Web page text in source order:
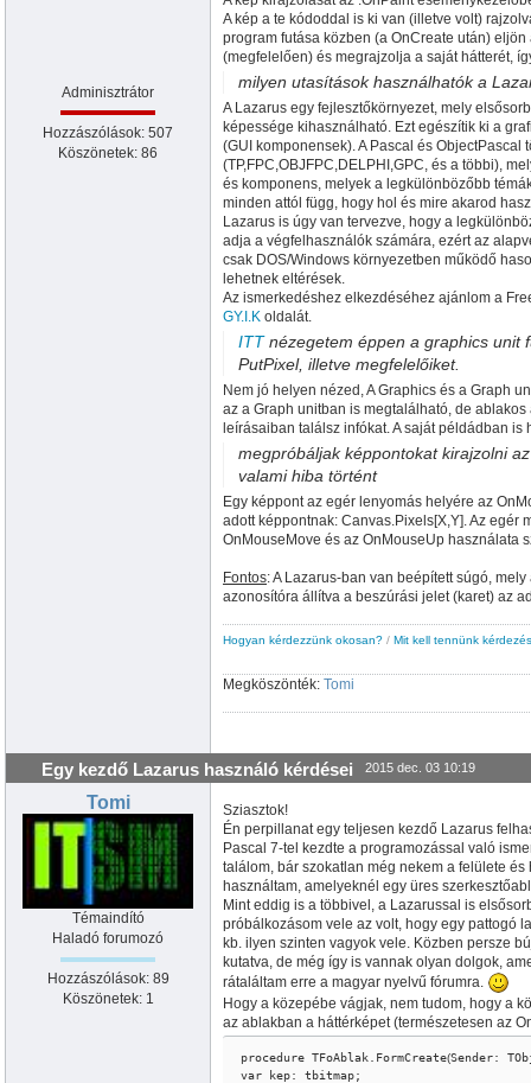
Adminisztrátor
Hozzászólások: 507
Köszönetek: 86
A kép a te kódoddal is ki van (illetve volt)
program futása közben (a OnCreate után)
(megfelelően) és megrajzolja a saját hátterét,
milyen utasítások használhatók a
A Lazarus egy fejlesztőkörnyezet, mely
képessége kihasználható. Ezt egészítik ki a
(GUI komponensek). A Pascal és
(TP,FPC,OBJFPC,DELPHI,GPC, és a többi),
és komponens, melyek a legkülönbözőbb
minden attól függ, hogy hol és mire akarod
Lazarus is úgy van tervezve, hogy a
adja a végfelhasználók számára, ezért az
csak DOS/Windows környezetben működő
lehetnek eltérések.
Az ismerkedéshez elkezdéséhez ajánlom a
GY.I.K oldalát.
ITTnézegetem éppen a graphics unit
PutPixel, illetve megfelelőiket.
Nem jó helyen nézed, A Graphics és a Graph
az a Graph unitban is megtalálható, de
leírásaiban találsz infókat. A saját példádban is
megpróbáljak képpontokat kirajzolni
valami hiba történt
Egy képpont az egér lenyomás helyére az
adott képpontnak: Canvas.Pixels[X,Y]. Az
OnMouseMove és az OnMouseUp használata
Fontos: A Lazarus-ban van beépített súgó,
azonosítóra állítva a beszúrási jelet (karet) az
Hogyan kérdezzünk okosan? / Mit kell tennünk
Megköszönték: Tomi
Egy kezdő Lazarus használó kérdései 2015 dec. 03 10:19
Tomi
Témaindító
Haladó forumozó
Hozzászólások: 89
Köszönetek: 1
Sziasztok!
Én perpillanat egy teljesen kezdő Lazarus
Pascal 7-tel kezdte a programozással való
találom, bár szokatlan még nekem a felülete
használtam, amelyeknél egy üres
Mint eddig is a többivel, a Lazarussal is
próbálkozásom vele az volt, hogy egy pattogó
kb. ilyen szinten vagyok vele. Közben persze
kutatva, de még így is vannak olyan dolgok,
rátaláltam erre a magyar nyelvű fórumra.
Hogy a közepébe vágjak, nem tudom, hogy a
az ablakban a háttérképet (természetesen az
procedure TFoAblak.FormCreate(Sender:
var kep: tbitmap;